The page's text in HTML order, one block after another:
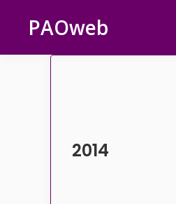
Hauptnavigation
springen
Inhalt
springen
Seitenspalte
springen
Fußzeile
springen
PAOweb
2014